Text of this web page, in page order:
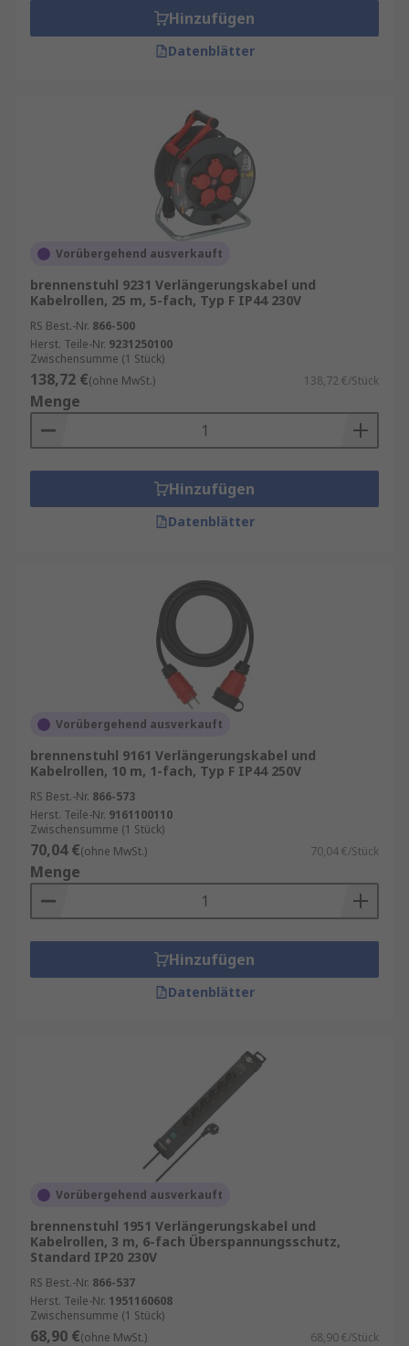
Hinzufügen
Datenblätter
Vorübergehend ausverkauft
brennenstuhl 9231 Verlängerungskabel und
Kabelrollen, 25 m, 5-fach, Typ F IP44 230V
RS Best.-Nr. 866-500
Herst. Teile-Nr. 9231250100
Zwischensumme (1 Stück)
138,72 €(ohne MwSt.) 138,72 €/Stück
Menge
Hinzufügen
Datenblätter
Vorübergehend ausverkauft
brennenstuhl 9161 Verlängerungskabel und
Kabelrollen, 10 m, 1-fach, Typ F IP44 250V
RS Best.-Nr. 866-573
Herst. Teile-Nr. 9161100110
Zwischensumme (1 Stück)
70,04 €(ohne MwSt.) 70,04 €/Stück
Menge
Hinzufügen
Datenblätter
Vorübergehend ausverkauft
brennenstuhl 1951 Verlängerungskabel und
Kabelrollen, 3 m, 6-fach Überspannungsschutz,
Standard IP20 230V
RS Best.-Nr. 866-537
Herst. Teile-Nr. 1951160608
Zwischensumme (1 Stück)
68,90 €(ohne MwSt.) 68,90 €/Stück